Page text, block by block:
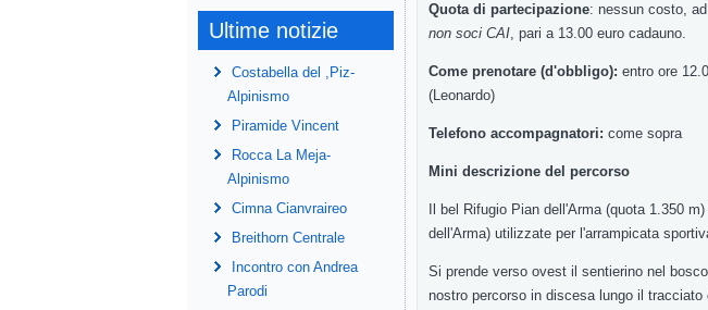
Ultime notizie
Costabella del ,Piz-
Alpinismo
Piramide Vincent
Rocca La Meja-
Alpinismo
Cimna Cianvraireo
Breithorn Centrale
Incontro con Andrea
Parodi
Quota di partecipazione: nessun costo, ad
non soci CAI, pari a 13.00 euro cadauno.
Come prenotare (d'obbligo): entro ore
(Leonardo)
Telefono accompagnatori: come sopra
Mini descrizione del percorso
bel Rifugio Pian dell'Arma (quota 1.350 m)
dell'Arma) utilizzate per l'arrampicata
Si prende verso ovest il sentierino nel
nostro percorso in discesa lungo il tracciato